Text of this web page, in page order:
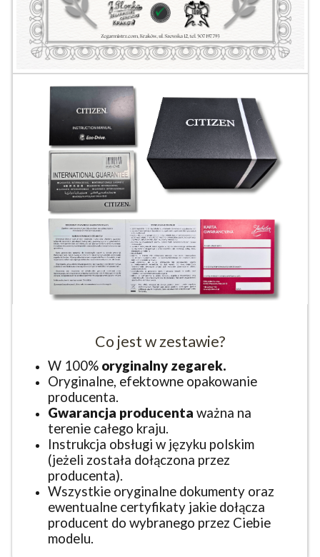
Co jest w zestawie?
W 100% oryginalny zegarek.
Oryginalne, efektowne opakowanie
producenta.
Gwarancja producenta ważna na
terenie całego kraju.
Instrukcja obsługi w języku polskim
(jeżeli została dołączona przez
producenta).
Wszystkie oryginalne dokumenty oraz
ewentualne certyfikaty jakie dołącza
producent do wybranego przez Ciebie
modelu.